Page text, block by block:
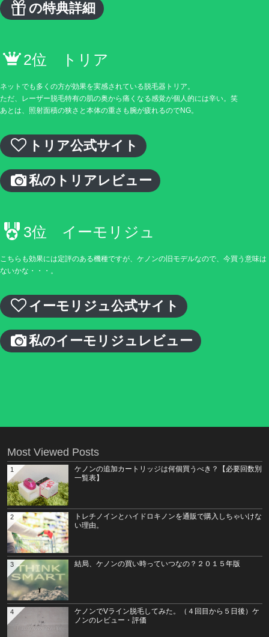
の特典詳細
2位 トリア
ネットでも多くの方が効果を実感されている脱毛器トリア。
ただ、レーザー脱毛特有の肌の奥から痛くなる感覚が個人的には辛い。笑
あとは、照射面積の狭さと本体の重さも腕が疲れるのでNG。
トリア公式サイト
私のトリアレビュー
3位 イーモリジュ
こちらも効果には定評のある機種ですが、ケノンの旧モデルなので、今買う意味は
ないかな・・・。
イーモリジュ公式サイト
私のイーモリジュレビュー
Most Viewed Posts
ケノンの追加カートリッジは何個買うべき？【必要回数別
一覧表】
1
トレチノインとハイドロキノンを通販で購入しちゃいけな
い理由。
2
結局、ケノンの買い時っていつなの？２０１５年版
3
ケノンでVライン脱毛してみた。（４回目から５日後）ケ
ノンのレビュー・評価
4